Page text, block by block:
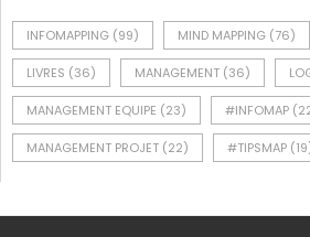
INFOMAPPING (99) MIND MAPPING (76)
LIVRES (36) MANAGEMENT (36)
MANAGEMENT EQUIPE (23) #INFOMAP
MANAGEMENT PROJET (22) #TIPSMAP